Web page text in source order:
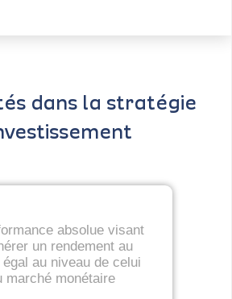
dans la stratégie
absolue visant
un rendement au
au niveau de celui
marché monétaire